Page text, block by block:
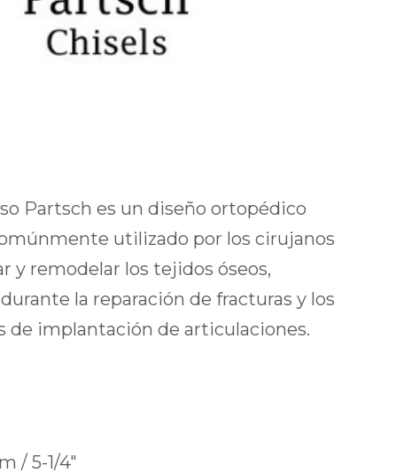
Partsch es un diseño ortopédico
utilizado por los cirujanos
y remodelar los tejidos óseos,
la reparación de fracturas y los
de implantación de articulaciones.
/ 5-1/4"